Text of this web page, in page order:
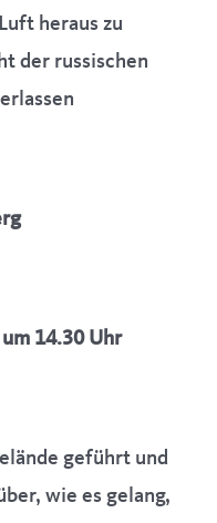
heraus zu
der russischen
14.30 Uhr
geführt und
wie es gelang,